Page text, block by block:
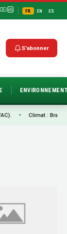
FR EN ES
S'abonner
Climat :